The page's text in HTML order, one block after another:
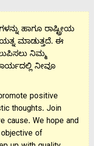
ಹಾಗೂ ರಾಷ್ಟ್ರೀಯ
ಮಾಡುತ್ತದೆ. ಈ
ನಿಮ್ಮ
ನೀವೂ
positive
thoughts. Join
cause. We hope and
of